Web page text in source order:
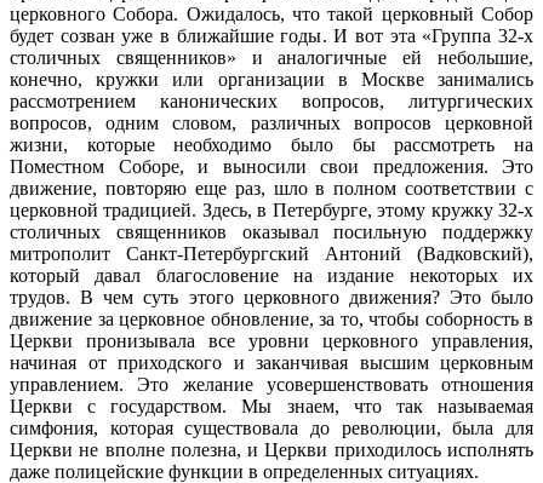
церковного Собора. Ожидалось, что такой церковный Собор
будет созван уже в ближайшие годы. И вот эта «Группа 32-х
столичных священников» и аналогичные ей небольшие,
конечно, кружки или организации в Москве занимались
рассмотрением канонических вопросов, литургических
вопросов, одним словом, различных вопросов церковной
жизни, которые необходимо было бы рассмотреть на
Поместном Соборе, и выносили свои предложения. Это
движение, повторяю еще раз, шло в полном соответствии с
церковной традицией. Здесь, в Петербурге, этому кружку 32-х
столичных священников оказывал посильную поддержку
митрополит Санкт-Петербургский Антоний (Вадковский),
который давал благословение на издание некоторых их
трудов. В чем суть этого церковного движения? Это было
движение за церковное обновление, за то, чтобы соборность в
Церкви пронизывала все уровни церковного управления,
начиная от приходского и заканчивая высшим церковным
управлением. Это желание усовершенствовать отношения
Церкви с государством. Мы знаем, что так называемая
симфония, которая существовала до революции, была для
Церкви не вполне полезна, и Церкви приходилось исполнять
даже полицейские функции в определенных ситуациях.